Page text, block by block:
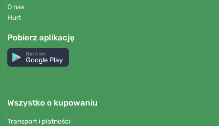
O nas
Hurt
Pobierz aplikację
Get it on
Google Play
Wszystko o kupowaniu
Transport i płatności